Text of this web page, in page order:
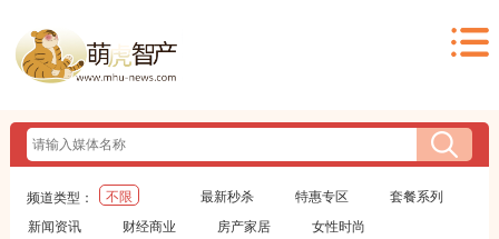
频道类型： 不限 最新秒杀 特惠专区
套餐系列
新闻资讯
财经商业 房产家居
女性时尚